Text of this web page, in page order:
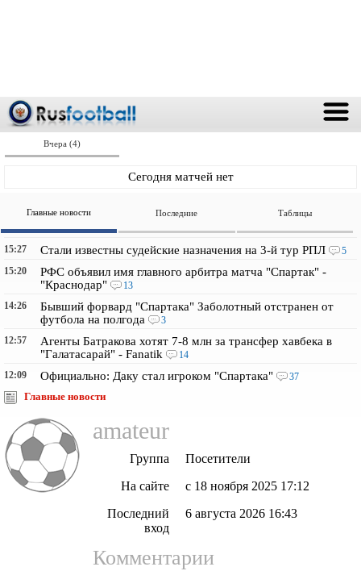
Вчера (4)
Сегодня матчей нет
Главные новости Последние Таблицы
15:27 Стали известны судейские назначения на 3-й тур РПЛ
5
15:20
РФС объявил имя главного арбитра матча "Спартак" -
"Краснодар"
13
14:26
Бывший форвард "Спартака" Заболотный отстранен от
футбола на полгода
3
12:57
Агенты Батракова хотят 7-8 млн за трансфер хавбека в
"Галатасарай" - Fanatik
14
12:09
Официально: Даку стал игроком "Спартака"
37
Главные новости
amateur
Группа
Посетители
На сайте
с 18 ноября 2025 17:12
Последний
вход
6 августа 2026 16:43
Комментарии